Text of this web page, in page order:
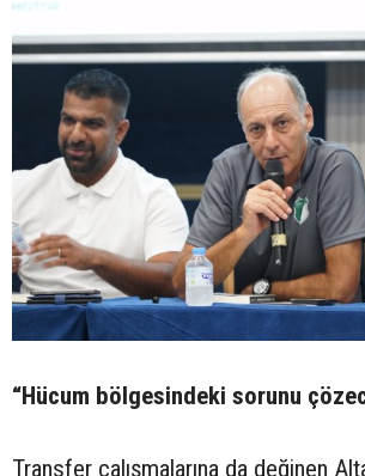
“Hücum bölgesindeki sorunu
Transfer çalışmalarına da değinen